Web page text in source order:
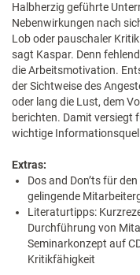
Halbherzig geführte
Nebenwirkungen nach
Lob oder pauschaler
sagt Kaspar. Denn
die Arbeitsmotivation.
der Sichtweise des
oder lang die Lust, dem
berichten. Damit versiegt
wichtige
Extras:
Dos and Don’ts für
gelingende
Literaturtipps:
Durchführung von
Seminarkonzept auf
Kritikfähigkeit